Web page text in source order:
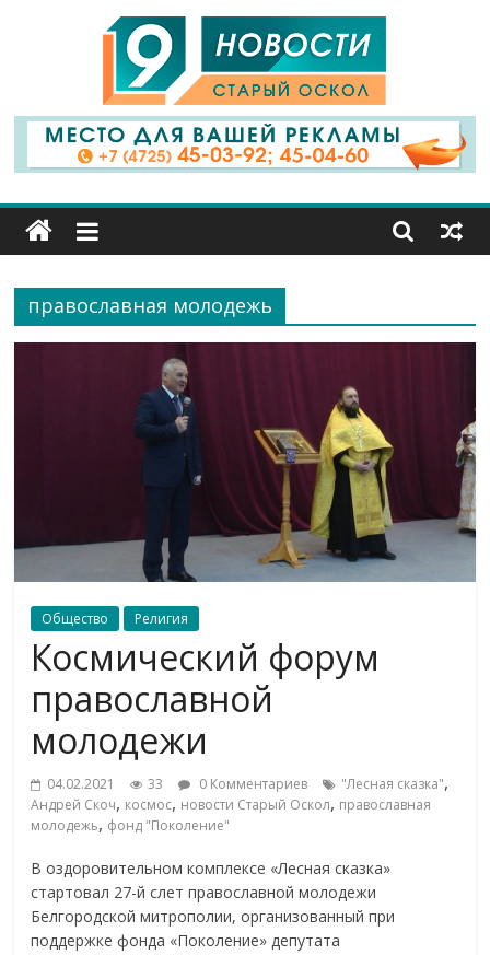
9
Канал
Старый
Оскол
православная молодежь
Общество Религия
Космический форум
православной
молодежи
04.02.2021 33 0 Комментариев "Лесная сказка",
Андрей Скоч, космос, новости Старый Оскол, православная
молодежь, фонд "Поколение"
В оздоровительном комплексе «Лесная сказка»
стартовал 27-й слет православной молодежи
Белгородской митрополии, организованный при
поддержке фонда «Поколение» депутата